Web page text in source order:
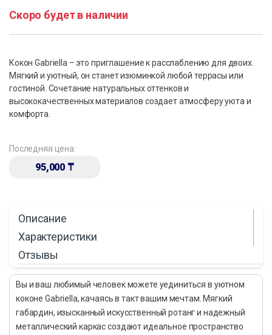
Скоро будет в наличии
Кокон Gabriella – это приглашение к расслаблению для двоих.
Мягкий и уютный, он станет изюминкой любой террасы или
гостиной. Сочетание натуральных оттенков и
высококачественных материалов создает атмосферу уюта и
комфорта.
Последняя цена:
95,000 ₸
Описание
Характеристики
Отзывы
Вы и ваш любимый человек можете уединиться в уютном
коконе Gabriella, качаясь в такт вашим мечтам. Мягкий
габардин, изысканный искусственный ротанг и надежный
металлический каркас создают идеальное пространство